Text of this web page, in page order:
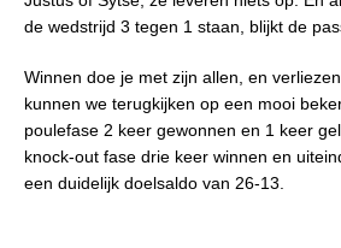
de wedstrijd 3 tegen 1 staan, blijkt de
Winnen doe je met zijn allen, en
kunnen we terugkijken op een mooi
poulefase 2 keer gewonnen en 1 keer
knock-out fase drie keer winnen en
een duidelijk doelsaldo van 26-13.